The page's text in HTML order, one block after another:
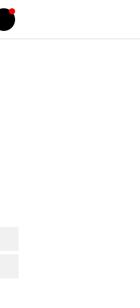
Iniciar
sesión